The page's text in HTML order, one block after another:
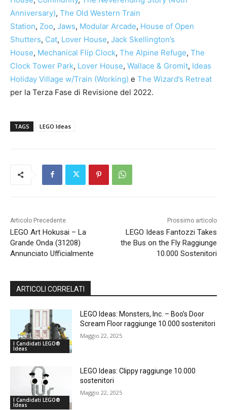
Anniversary), The Old Western Train
Station, Zoo, Jaws, Modular Arcade, House of Open
Shutters, Cat, Lover House, Jack Skellington’s
House, Mechanical Flip Clock, The Alpine Refuge, The
Clock Tower Park, Lover House, Wallace & Gromit, Ideas
Holiday Village w/Train (Working) e The Wizard’s Retreat
per la Terza Fase di Revisione del 2022.
TAGS LEGO Ideas
Articolo Precedente
LEGO Art Hokusai – La
Grande Onda (31208)
Annunciato Ufficialmente
Prossimo articolo
LEGO Ideas Fantozzi Takes
the Bus on the Fly Raggiunge
10.000 Sostenitori
ARTICOLI CORRELATI
I Candidati LEGO®
Ideas
LEGO Ideas: Monsters, Inc. – Boo’s Door
Scream Floor raggiunge 10.000 sostenitori
Maggio 22, 2025
I Candidati LEGO®
Ideas
LEGO Ideas: Clippy raggiunge 10.000
sostenitori
Maggio 22, 2025